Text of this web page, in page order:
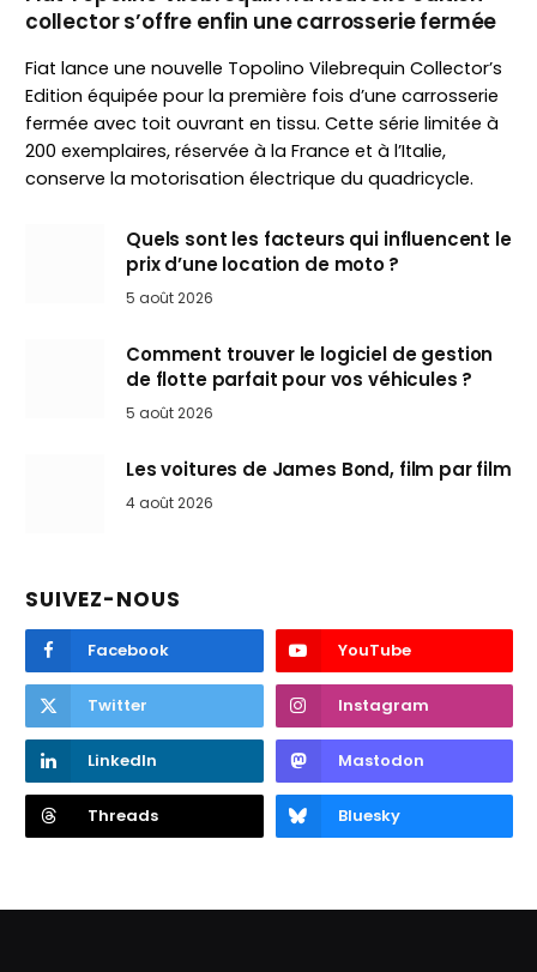
collector s’offre enfin une carrosserie fermée
Fiat lance une nouvelle Topolino Vilebrequin Collector’s
Edition équipée pour la première fois d’une carrosserie
fermée avec toit ouvrant en tissu. Cette série limitée à
200 exemplaires, réservée à la France et à l’Italie,
conserve la motorisation électrique du quadricycle.
Quels sont les facteurs qui influencent le
prix d’une location de moto ?
5 août 2026
Comment trouver le logiciel de gestion
de flotte parfait pour vos véhicules ?
5 août 2026
Les voitures de James Bond, film par film
4 août 2026
SUIVEZ-NOUS
Facebook YouTube
Twitter Instagram
LinkedIn Mastodon
Threads Bluesky